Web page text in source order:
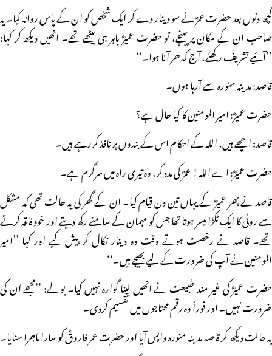
کچھ دنوں بعد حضرت عمرؓ نے سو دینار دے کر ایک شخص کو ان کے پاس روانہ کیا۔ یہ
صاحب ان کے مکان پر پہنچے، تو حضرت عمیرؓ باہر ہی بیٹھے تھے۔ انھیں دیکھ کر کہا:
’’آئیے تشریف رکھئے، آج کدھر آنا ہوا۔‘‘
قاصد: مدینہ منورہ سے آرہا ہوں۔
حضرت عمیرؓ: امیر المومنین کا کیا حال ہے؟
قاصد: اچھے ہیں، اللہ کے احکام اس کے بندوں پر نافذ کررہے ہیں۔
حضرت عمیرؓ: اے اللہ! عمرؓ کی مدد کر، وہ تیری راہ میں سرگرم ہے۔
قاصد نے پھر عمیرؓ کے یہاں تین دن قیام کیا۔ ان کے گھر کی یہ حالت تھی کہ مشکل
سے روٹی کا ایک ٹکڑا میسر ہوتا تھا جس کو مہمان کے سامنے رکھ دیتے اور خود فاقہ کرتے
تھے۔ قاصد نے رخصت ہوتے وقت وہ دینار نکال کر پیش کیے اور کہا ’’امیر
المومنین نے آپ کی ضرورت کے لیے بھیجے ہیں۔‘‘
حضرت عمیرؓ کی غیر مند طبیعت نے انھیں لینا گوارہ نہیں کیا۔ بولے: ’’مجھے ان کی
ضرورت نہیں۔ اور فوراً وہ رقم محتاجوں میں تقسیم کردی۔
یہ حالت دیکھ کر قاصد مدینہ منورہ واپس آیا اور حضرت عمر فاروقؓ کو سارا ماجرا سنایا۔